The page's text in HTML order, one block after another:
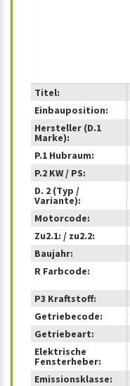
Titel:
Einbauposition:
Hersteller (D.1
Marke):
P.1 Hubraum:
P.2 KW / PS:
D. 2 (Typ /
Variante):
Motorcode:
Zu2.1: / zu2.2:
Baujahr:
R Farbcode:
P3 Kraftstoff:
Getriebecode:
Getriebeart:
Elektrische
Fensterheber:
Emissionsklasse: